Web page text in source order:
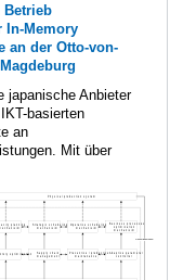
Betrieb
In-Memory
an der Otto-von-
japanische Anbieter
basierten
an
Mit über